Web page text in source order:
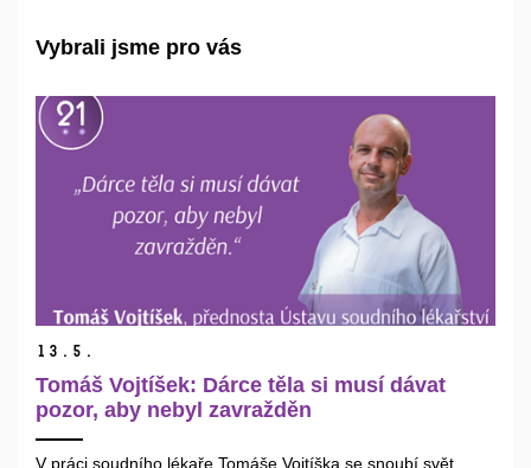
Vybrali jsme pro vás
13. 5.
Tomáš Vojtíšek: Dárce těla si musí dávat
pozor, aby nebyl zavražděn
V práci soudního lékaře Tomáše Vojtíška se snoubí svět